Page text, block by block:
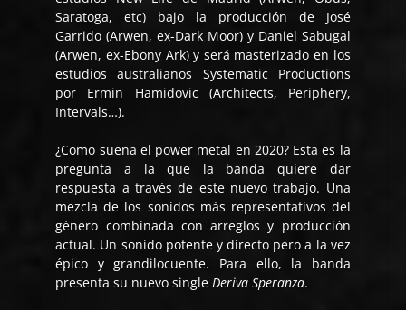
Saratoga, etc) bajo la producción de José
Garrido (Arwen, ex-Dark Moor) y Daniel Sabugal
(Arwen, ex-Ebony Ark) y será masterizado en los
estudios australianos Systematic Productions
por Ermin Hamidovic (Architects, Periphery,
Intervals…).
¿Como suena el power metal en 2020? Esta es la
pregunta a la que la banda quiere dar
respuesta a través de este nuevo trabajo. Una
mezcla de los sonidos más representativos del
género combinada con arreglos y producción
actual. Un sonido potente y directo pero a la vez
épico y grandilocuente. Para ello, la banda
presenta su nuevo single Deriva Speranza.